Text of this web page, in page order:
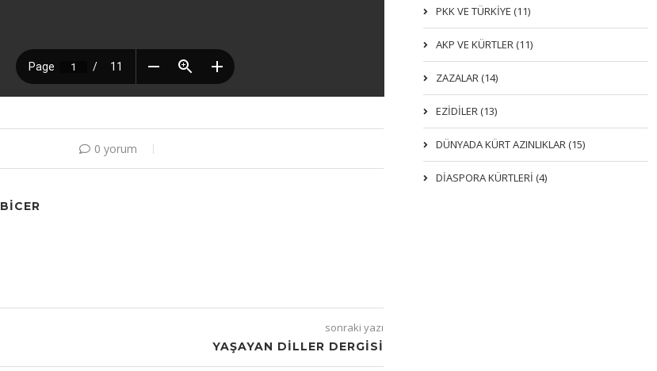
0 yorum
sonraki yazı
YAŞAYAN DILLER DERGISI
PKK VE TÜRKIYE (11)
AKP VE KÜRTLER (11)
ZAZALAR (14)
EZIDILER (13)
DÜNYADA KÜRT AZINLIKLAR (15)
DİASPORA KÜRTLERİ (4)